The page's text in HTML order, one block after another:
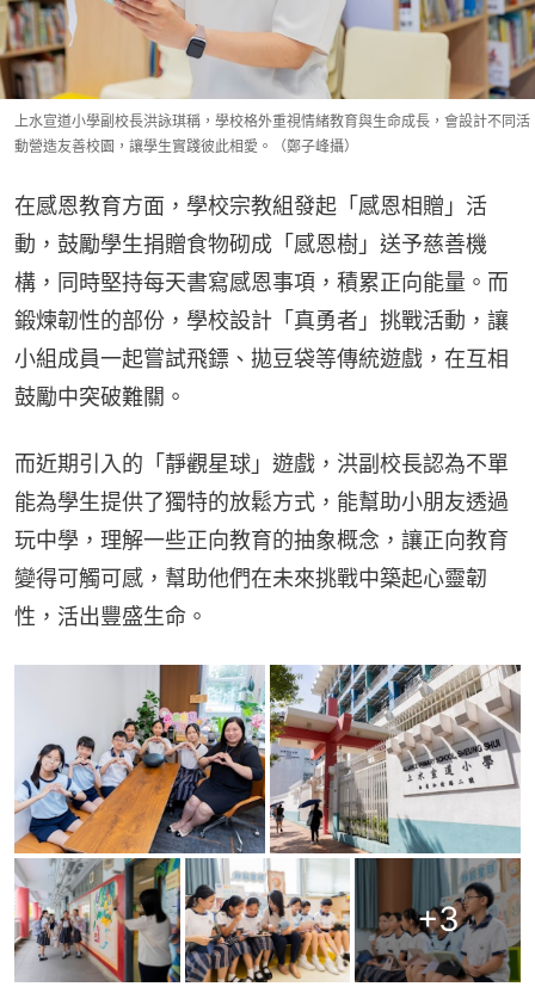
上水宣道小學副校長洪詠琪稱，學校格外重視情緒教育與生命成長，會設計不同活
動營造友善校園，讓學生實踐彼此相愛。（鄭子峰攝）
在感恩教育方面，學校宗教組發起「感恩相贈」活
動，鼓勵學生捐贈食物砌成「感恩樹」送予慈善機
構，同時堅持每天書寫感恩事項，積累正向能量。而
鍛煉韌性的部份，學校設計「真勇者」挑戰活動，讓
小組成員一起嘗試飛鏢、拋豆袋等傳統遊戲，在互相
鼓勵中突破難關。
而近期引入的「靜觀星球」遊戲，洪副校長認為不單
能為學生提供了獨特的放鬆方式，能幫助小朋友透過
玩中學，理解一些正向教育的抽象概念，讓正向教育
變得可觸可感，幫助他們在未來挑戰中築起心靈韌
性，活出豐盛生命。
+3